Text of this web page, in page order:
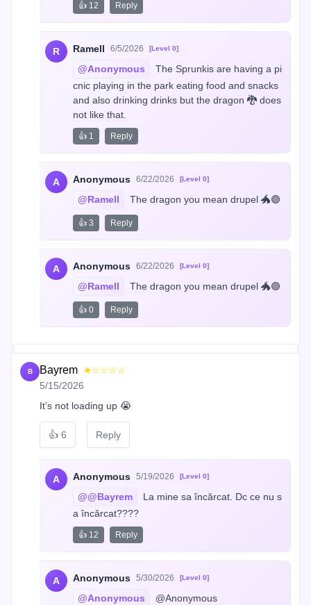
👍 12 Reply
R Ramell 6/5/2026 [Level 0]
@Anonymous
The Sprunkis are having a pi
cnic playing in the park eating food and snacks
and also drinking drinks but the dragon 🐉 does
not like that.
👍 1 Reply
A Anonymous 6/22/2026 [Level 0]
@Ramell The dragon you mean drupel 🐲🟣
👍 3 Reply
A Anonymous 6/22/2026 [Level 0]
@Ramell The dragon you mean drupel 🐲🟣
👍 0 Reply
B Bayrem ★☆☆☆☆
5/15/2026
It’s not loading up 😭
👍 6 Reply
A Anonymous 5/19/2026 [Level 0]
@@Bayrem
La mine sa încărcat. Dc ce nu s
a încărcat????
👍 12 Reply
A Anonymous 5/30/2026 [Level 0]
@Anonymous @Anonymous